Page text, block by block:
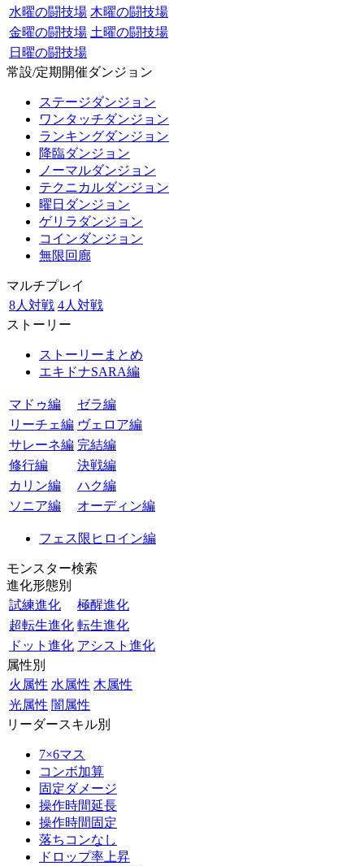
水曜の闘技場 木曜の闘技場
金曜の闘技場 土曜の闘技場
日曜の闘技場
常設/定期開催ダンジョン
ステージダンジョン
ワンタッチダンジョン
ランキングダンジョン
降臨ダンジョン
ノーマルダンジョン
テクニカルダンジョン
曜日ダンジョン
ゲリラダンジョン
コインダンジョン
無限回廊
マルチプレイ
8人対戦 4人対戦
ストーリー
ストーリーまとめ
エキドナSARA編
マドゥ編
ゼラ編
リーチェ編 ヴェロア編
サレーネ編 完結編
修行編
決戦編
カリン編
ハク編
ソニア編
オーディン編
フェス限ヒロイン編
モンスター検索
進化形態別
試練進化
極醒進化
超転生進化 転生進化
ドット進化 アシスト進化
属性別
火属性 水属性 木属性
光属性 闇属性
リーダースキル別
7×6マス
コンボ加算
固定ダメージ
操作時間延長
操作時間固定
落ちコンなし
ドロップ率上昇